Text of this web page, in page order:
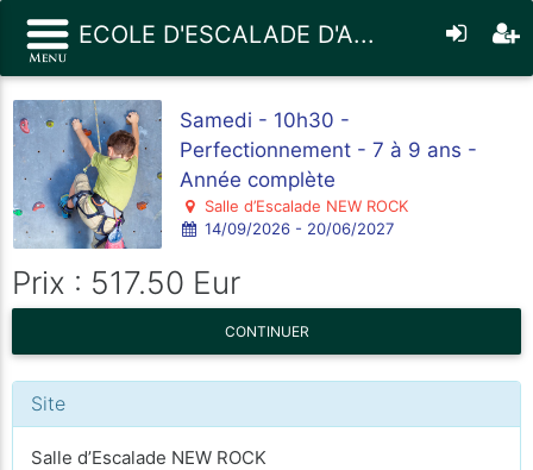
ECOLE D'ESCALADE D'A...
Samedi - 10h30 -
Perfectionnement - 7 à 9 ans -
Année complète
Salle d’Escalade NEW ROCK
14/09/2026 - 20/06/2027
Prix : 517.50 Eur
CONTINUER
Site
Salle d’Escalade NEW ROCK